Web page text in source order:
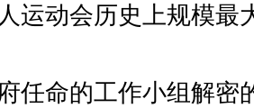
运动会历史上规模最
任命的工作小组解密